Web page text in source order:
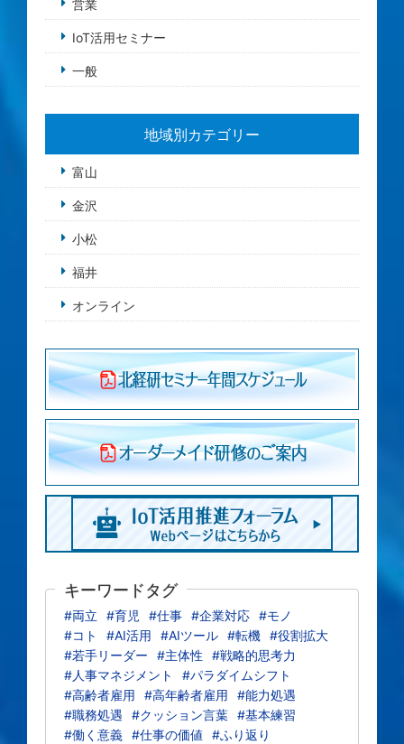
営業
IoT活用セミナー
一般
地域別カテゴリー
富山
金沢
小松
福井
オンライン
キーワードタグ
#両立 #育児 #仕事 #企業対応 #モノ
#コト
#AI活用 #AIツール #転機 #役割拡大
#若手リーダー
#主体性
#戦略的思考力
#人事マネジメント
#パラダイムシフト
#高齢者雇用
#高年齢者雇用
#能力処遇
#職務処遇
#クッション言葉 #基本練習
#働く意義 #仕事の価値
#ふり返り